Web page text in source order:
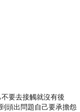
要去接觸就沒有後
頭出問題自己要承擔怨